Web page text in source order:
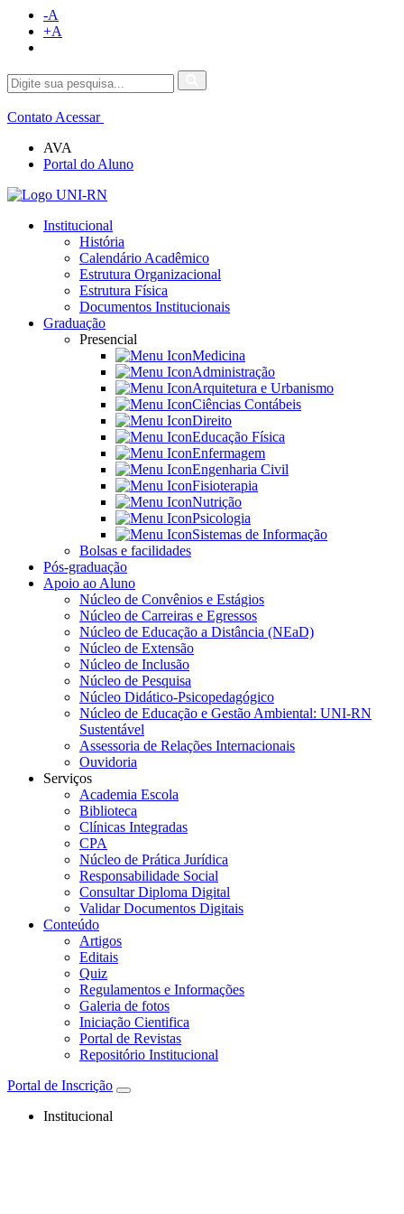
-A
+A
Contato Acessar
AVA
Portal do Aluno
Institucional
História
Calendário Acadêmico
Estrutura Organizacional
Estrutura Física
Documentos Institucionais
Graduação
Presencial
Medicina
Administração
Arquitetura e Urbanismo
Ciências Contábeis
Direito
Educação Física
Enfermagem
Engenharia Civil
Fisioterapia
Nutrição
Psicologia
Sistemas de Informação
Bolsas e facilidades
Pós-graduação
Apoio ao Aluno
Núcleo de Convênios e Estágios
Núcleo de Carreiras e Egressos
Núcleo de Educação a Distância (NEaD)
Núcleo de Extensão
Núcleo de Inclusão
Núcleo de Pesquisa
Núcleo Didático-Psicopedagógico
Núcleo de Educação e Gestão Ambiental: UNI-RN
Sustentável
Assessoria de Relações Internacionais
Ouvidoria
Serviços
Academia Escola
Biblioteca
Clínicas Integradas
CPA
Núcleo de Prática Jurídica
Responsabilidade Social
Consultar Diploma Digital
Validar Documentos Digitais
Conteúdo
Artigos
Editais
Quiz
Regulamentos e Informações
Galeria de fotos
Iniciação Cientifica
Portal de Revistas
Repositório Institucional
Portal de Inscrição
Institucional